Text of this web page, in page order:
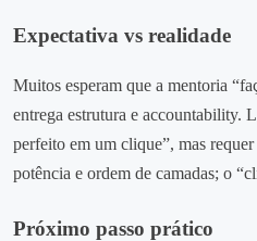
Expectativa vs realidade
Muitos esperam que a mentoria
entrega estrutura e accountability.
perfeito em um clique”, mas
potência e ordem de camadas; o
Próximo passo prático